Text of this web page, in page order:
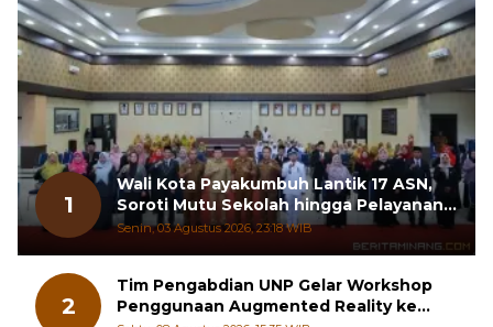
1
Wali Kota Payakumbuh Lantik 17 ASN,
Soroti Mutu Sekolah hingga Pelayanan
RSUD
Senin, 03 Agustus 2026, 23:18 WIB
2
Tim Pengabdian UNP Gelar Workshop
Penggunaan Augmented Reality ke